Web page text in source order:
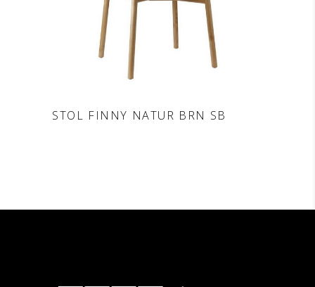
DODAJ V POVPRAŠEVANJE
STOL FINNY NATUR BRN SB